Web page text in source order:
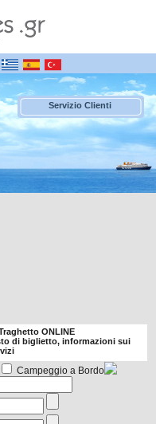
Servizio Clienti
ONLINE
di biglietto, informazioni sui
Campeggio a Bordo